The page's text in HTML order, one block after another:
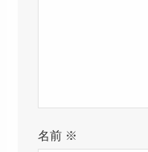
名前 ※